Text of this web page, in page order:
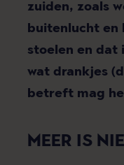
zuiden, zoals
buitenlucht en
stoelen en dat
wat drankjes
betreft mag
MEER IS